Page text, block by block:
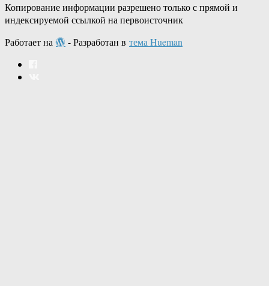
Копирование информации разрешено только с прямой и
индексируемой ссылкой на первоисточник
Работает на
- Разработан в тема Hueman